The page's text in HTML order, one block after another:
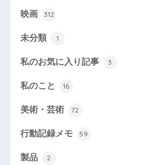
映画 312
未分類 1
私のお気に入り記事 3
私のこと 16
美術・芸術 72
行動記録メモ 59
製品 2